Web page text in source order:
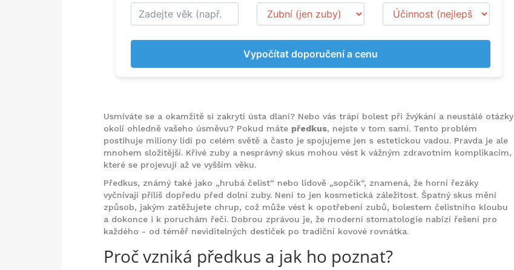
Vypočítat doporučení a cenu
Usmíváte se a okamžitě si zakrytí ústa dlaní? Nebo vás trápí bolest při žvýkání a neustálé otázky
okolí ohledně vašeho úsměvu? Pokud máte předkus, nejste v tom sami. Tento problém
postihuje miliony lidí po celém světě a často je spojujeme jen s estetickou vadou. Pravda je ale
mnohem složitější. Křivé zuby a nesprávný skus mohou vést k vážným zdravotním komplikacím,
které se projevují až ve vyšším věku.
Předkus, známý také jako „hrubá čelist“ nebo lidově „sopčík“, znamená, že horní řezáky
vyčnívají příliš dopředu před dolní zuby. Není to jen kosmetická záležitost. Špatný skus mění
způsob, jakým zatěžujete chrup, což může vést k opotřebení zubů, bolestem čelistního kloubu
a dokonce i k poruchám řeči. Dobrou zprávou je, že moderní stomatologie nabízí řešení pro
každého - od téměř neviditelných destiček po tradiční kovové rovnátka.
Proč vzniká předkus a jak ho poznat?